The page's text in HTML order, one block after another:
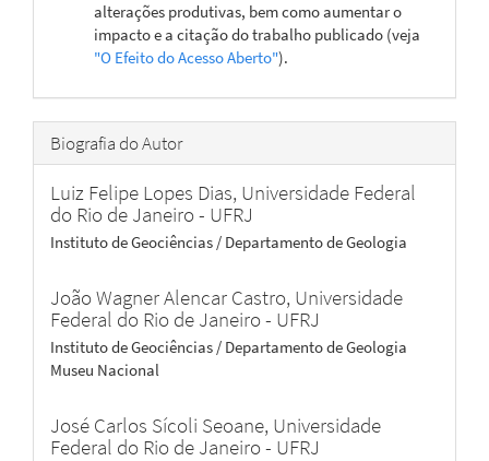
alterações produtivas, bem como aumentar o
impacto e a citação do trabalho publicado (veja
"O Efeito do Acesso Aberto").
Biografia do Autor
Luiz Felipe Lopes Dias, Universidade Federal
do Rio de Janeiro - UFRJ
Instituto de Geociências / Departamento de Geologia
João Wagner Alencar Castro, Universidade
Federal do Rio de Janeiro - UFRJ
Instituto de Geociências / Departamento de Geologia
Museu Nacional
José Carlos Sícoli Seoane, Universidade
Federal do Rio de Janeiro - UFRJ